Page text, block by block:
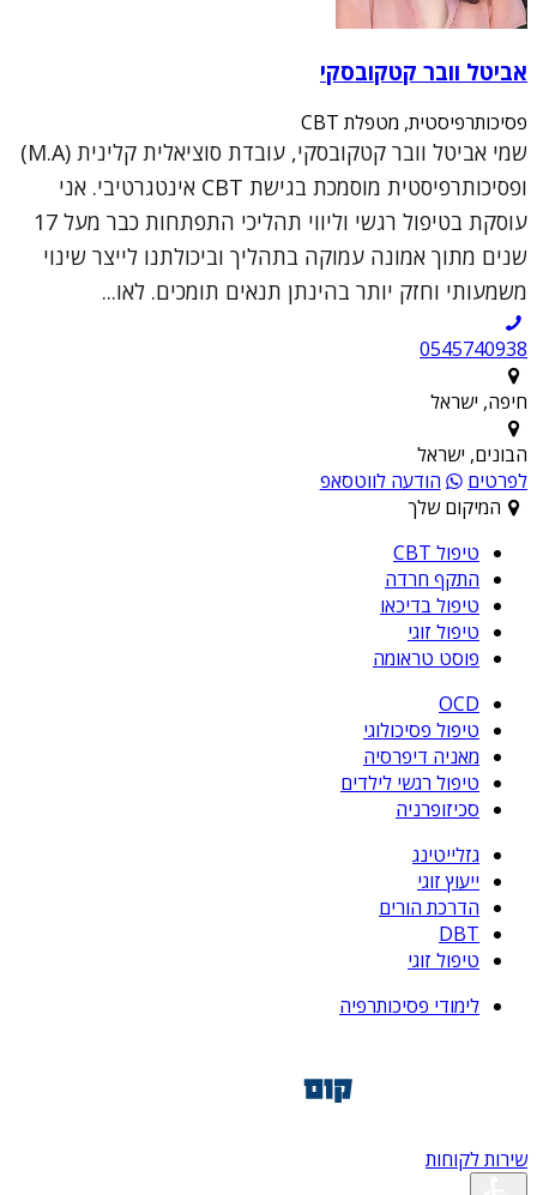
אביטל וובר קטקובסקי
פסיכותרפיסטית, מטפלת CBT
שמי אביטל וובר קטקובסקי, עובדת סוציאלית קלינית (M.A)
ופסיכותרפיסטית מוסמכת בגישת CBT אינטגרטיבי. אני
עוסקת בטיפול רגשי וליווי תהליכי התפתחות כבר מעל 17
שנים מתוך אמונה עמוקה בתהליך וביכולתנו לייצר שינוי
משמעותי וחזק יותר בהינתן תנאים תומכים. לאו...
0545740938
חיפה, ישראל
הבונים, ישראל
לפרטים
הודעה לווטסאפ
המיקום שלך
טיפול CBT
התקף חרדה
טיפול בדיכאו
טיפול זוגי
פוסט טראומה
OCD
טיפול פסיכולוגי
מאניה דיפרסיה
טיפול רגשי לילדים
סכיזופרניה
גזלייטינג
ייעוץ זוגי
הדרכת הורים
DBT
טיפול זוגי
לימודי פסיכותרפיה
שירות לקוחות